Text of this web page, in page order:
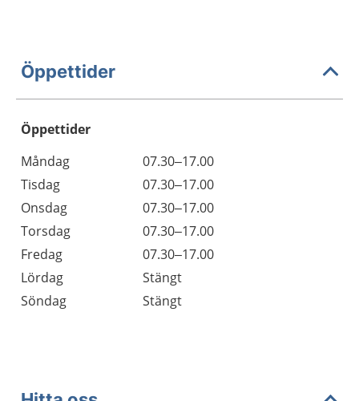
Öppettider
Öppettider
Dag
Öppettider
Kommentarer
Måndag
07.30–17.00
Tisdag
07.30–17.00
Onsdag
07.30–17.00
Torsdag
07.30–17.00
Fredag
07.30–17.00
Lördag
Stängt
Söndag
Stängt